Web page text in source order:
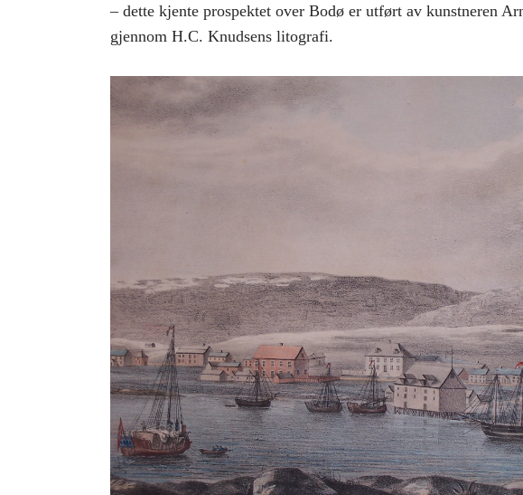
– dette kjente prospektet over Bodø er utført av kunstneren
gjennom H.C. Knudsens litografi.